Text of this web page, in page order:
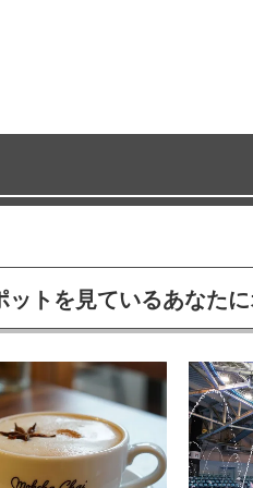
ットを見ているあなた